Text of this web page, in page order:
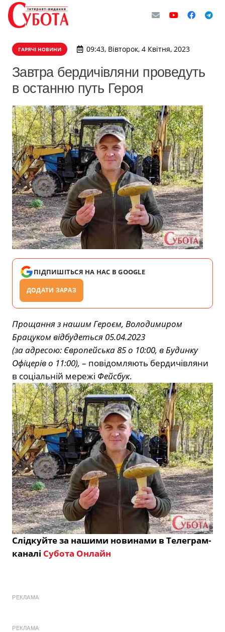
ГАРЯЧІ НОВИНИ 09:43, Вівторок, 4 Квітня, 2023
Завтра бердичівляни проведуть
в останню путь Героя
ПІДПИШІТЬСЯ НА НАС В GOOGLE
ДОДАТИ ЗАРАЗ
Прощання з нашим Героєм, Володимиром
Брацуком відбудеться 05.04.2023
(за адресою: Європейська 85 о 10:00, в Будинку
Офіцерів о 11:00), – повідомляють бердичівляни
в соціальній мережі Фейсбук.
Слідкуйте за нашими новинами в Телеграм-
каналі Субота Онлайн
РЕКЛАМА
РЕКЛАМА